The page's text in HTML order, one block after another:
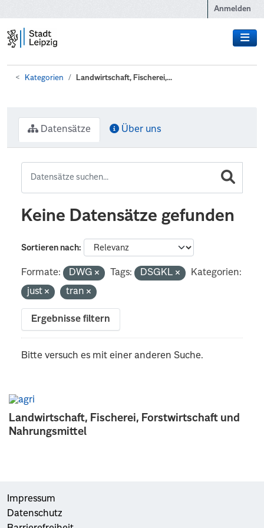
Anmelden
Kategorien Landwirtschaft, Fischerei,...
Landwirtschaft, Fischerei, Forstwirtschaft und
Nahrungsmittel
Datensätze Über uns
Keine Datensätze gefunden
Sortieren nach
Formate: DWG Tags: DSGKL
Kategorien:
just
tran
Ergebnisse filtern
Bitte versuch es mit einer anderen Suche.
Impressum
Datenschutz